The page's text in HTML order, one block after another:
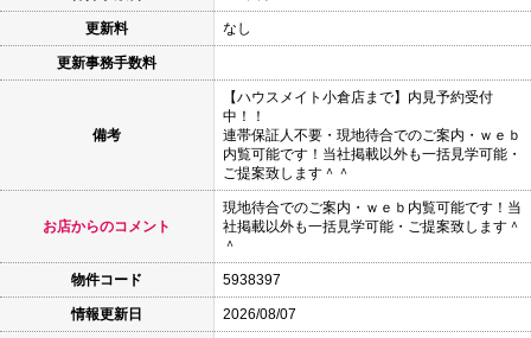
更新料 なし
更新事務手数料
備考
【ハウスメイト小倉店まで】内見予約受付
中！！
連帯保証人不要・現地待合でのご案内・ｗｅｂ
内覧可能です！当社掲載以外も一括見学可能・
ご提案致します＾＾
お店からのコメント
現地待合でのご案内・ｗｅｂ内覧可能です！当
社掲載以外も一括見学可能・ご提案致します＾
＾
物件コード 5938397
情報更新日 2026/08/07